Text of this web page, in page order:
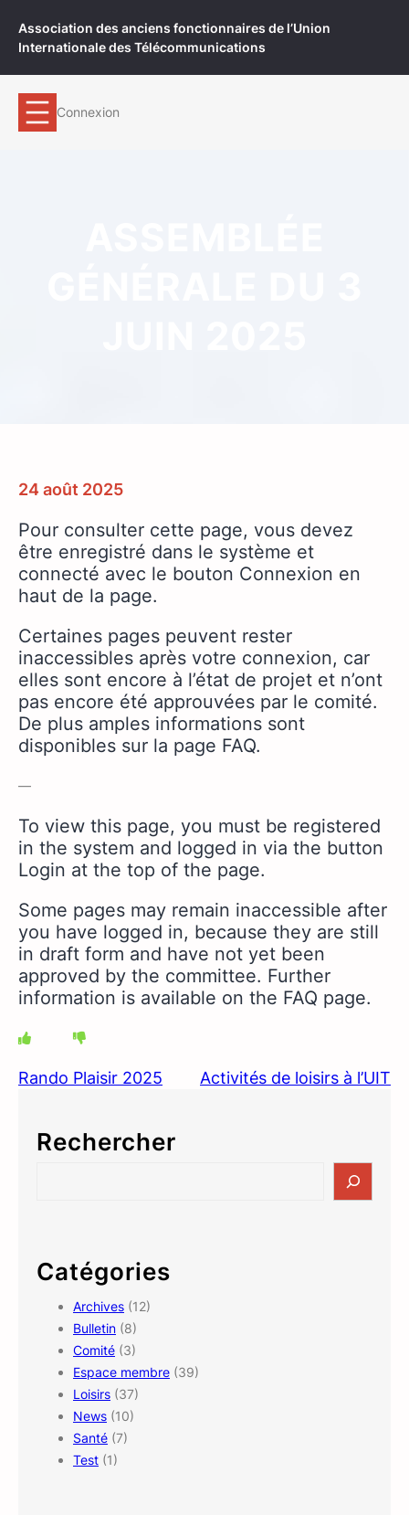
contenu
Association des anciens fonctionnaires de l’Union
Internationale des Télécommunications
Connexion
24 août 2025
Pour consulter cette page, vous devez
être enregistré dans le système et
connecté avec le bouton Connexion en
haut de la page.
Certaines pages peuvent rester
inaccessibles après votre connexion, car
elles sont encore à l’état de projet et n’ont
pas encore été approuvées par le comité.
De plus amples informations sont
disponibles sur la page FAQ.
—
To view this page, you must be registered
in the system and logged in via the button
Login at the top of the page.
Some pages may remain inaccessible after
you have logged in, because they are still
in draft form and have not yet been
approved by the committee. Further
information is available on the FAQ page.
Rando Plaisir 2025 Activités de loisirs à l’UIT
Rechercher
c
h
Catégories
Archives (12)
Bulletin (8)
Comité (3)
Espace membre (39)
Loisirs (37)
News (10)
Santé (7)
Test (1)